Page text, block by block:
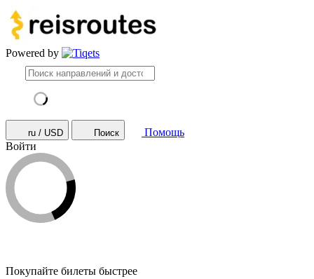
Powered by
ru / USD Поиск
Помощь
Войти
Покупайте билеты быстрее